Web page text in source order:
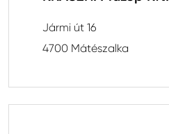
Jármi út 16
4700 Mátészalka